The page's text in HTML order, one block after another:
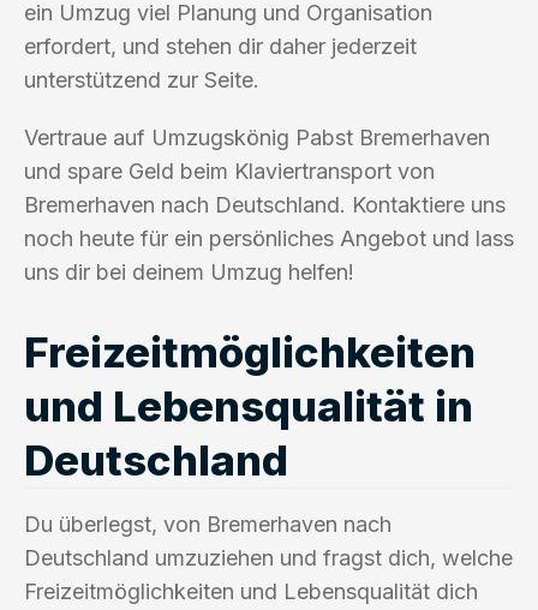
ein Umzug viel Planung und Organisation
erfordert, und stehen dir daher jederzeit
unterstützend zur Seite.
Vertraue auf Umzugskönig Pabst Bremerhaven
und spare Geld beim Klaviertransport von
Bremerhaven nach Deutschland. Kontaktiere uns
noch heute für ein persönliches Angebot und lass
uns dir bei deinem Umzug helfen!
Freizeitmöglichkeiten
und Lebensqualität in
Deutschland
Du überlegst, von Bremerhaven nach
Deutschland umzuziehen und fragst dich, welche
Freizeitmöglichkeiten und Lebensqualität dich